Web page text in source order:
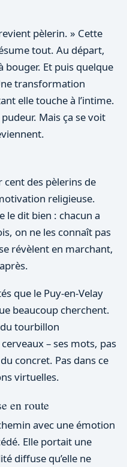
pèlerin. » Cette
tout. Au départ,
bouger. Et puis quelque
transformation
elle touche à l’intime.
Mais ça se voit
des pèlerins de
religieuse.
le dit bien : chacun a
on ne les connaît pas
révèlent en marchant,
que le Puy-en-Velay
beaucoup cherchent.
tourbillon
– ses mots, pas
concret. Pas dans ce
virtuelles.
en route
avec une émotion
Elle portait une
diffuse qu’elle ne